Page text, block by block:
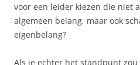
voor een leider kiezen die niet
algemeen belang, maar ook
eigenbelang?
Als je echter het standpunt